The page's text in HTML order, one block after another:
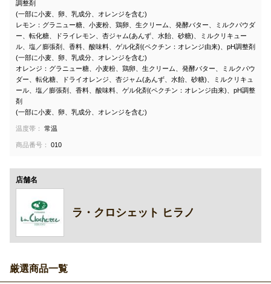
調整剤
(一部に小麦、卵、乳成分、オレンジを含む)
レモン：グラニュー糖、小麦粉、鶏卵、生クリーム、発酵バター、ミルクパウダ
ー、転化糖、ドライレモン、杏ジャム(あんず、水飴、砂糖)、ミルクリキュー
ル、塩／膨張剤、香料、酸味料、ゲル化剤(ペクチン：オレンジ由来)、pH調整剤
(一部に小麦、卵、乳成分、オレンジを含む)
オレンジ：グラニュー糖、小麦粉、鶏卵、生クリーム、発酵バター、ミルクパウ
ダー、転化糖、ドライオレンジ、杏ジャム(あんず、水飴、砂糖)、ミルクリキュ
ール、塩／膨張剤、香料、酸味料、ゲル化剤(ペクチン：オレンジ由来)、pH調整
剤
(一部に小麦、卵、乳成分、オレンジを含む)
温度帯： 常温
商品番号： 010
店舗名
ラ・クロシェット ヒラノ
厳選商品一覧